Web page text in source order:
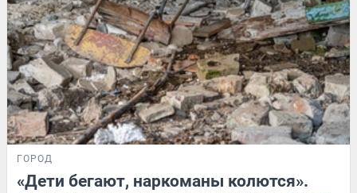
ГОРОД
«Дети бегают, наркоманы колются».